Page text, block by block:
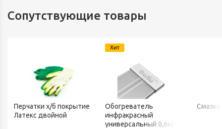
Сопутствующие товары
Перчатки х/б покрытие
Латекс двойной
Хит
Обогреватель
инфракрасный
универсальный 0,6кВт